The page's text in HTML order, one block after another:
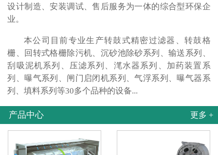
设计制造、安装调试、售后服务为一体的综合型环保企
业。
本公司目前专业生产转鼓式精密过滤器、转鼓格
栅、回转式格栅除污机、沉砂池除砂系列、输送系列、
刮吸泥机系列、压滤系列、滗水器系列、加药装置系
列、曝气系列、闸门启闭机系列、气浮系列、曝气器系
列、填料系列等30多个品种的设备...
产品中心 更多 +